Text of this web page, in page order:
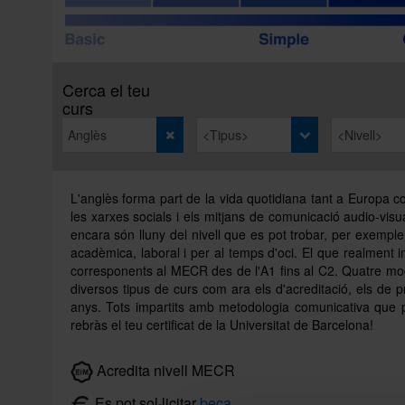
Cerca el teu
curs
L'anglès forma part de la vida quotidiana tant a Europa
les xarxes socials i els mitjans de comunicació audio-
encara són lluny del nivell que es pot trobar, per
acadèmica, laboral i per al temps d'oci. El que
corresponents al MECR des de l'A1 fins al C2. Quatre
diversos tipus de curs com ara els d'acreditació, els de
anys. Tots impartits amb metodologia comunicativa
rebràs el teu certificat de la Universitat de Barcelona!
Acredita nivell MECR